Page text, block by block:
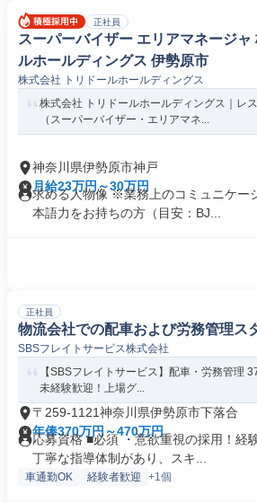
正社員
スーパーバイザー エリアマネージ
ルホールディングス 伊勢原市
株式会社 トリドールホールディングス
株式会社 トリドールホールディングス｜レ
（スーパーバイザー・エリアマネ...
神奈川県伊勢原市神戸
月給23万円～30万円
求める人物像 ※業務上のコミュニケー
本語力をお持ちの方（目安：BJ...
正社員
物流会社での配車および労務管理ス
SBSフレイトサービス株式会社
【SBSフレイトサービス】配車・労務管理
未経験歓迎！上場グ...
〒259-1121神奈川県伊勢原市下落合
年俸370万円～470万円
応募資格 ■必須 ・意欲重視の採用！経
丁寧な指導体制があり、スキ...
車通勤OK 経験者歓迎 +1個